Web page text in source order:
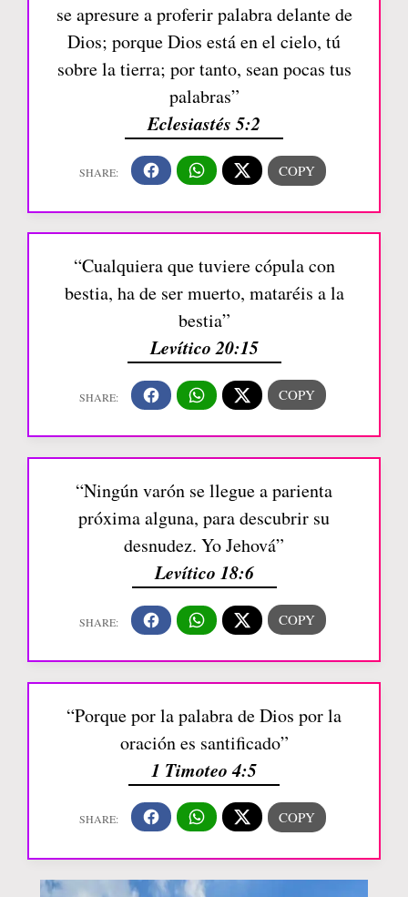
se apresure a proferir palabra delante de
Dios; porque Dios está en el cielo, tú
sobre la tierra; por tanto, sean pocas tus
palabras”
Eclesiastés 5:2
“Cualquiera que tuviere cópula con
bestia, ha de ser muerto, mataréis a la
bestia”
Levítico 20:15
“Ningún varón se llegue a parienta
próxima alguna, para descubrir su
desnudez. Yo Jehová”
Levítico 18:6
“Porque por la palabra de Dios por la
oración es santificado”
1 Timoteo 4:5